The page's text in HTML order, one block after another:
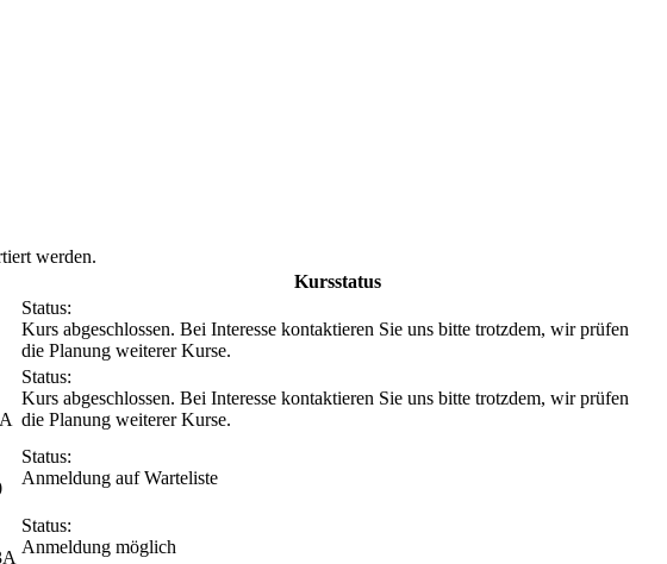
werden.
Kursstatus
Status:
Kurs abgeschlossen. Bei Interesse kontaktieren Sie uns bitte trotzdem, wir prüfen
die Planung weiterer Kurse.
Status:
Kurs abgeschlossen. Bei Interesse kontaktieren Sie uns bitte trotzdem, wir prüfen
die Planung weiterer Kurse.
Status:
Anmeldung auf Warteliste
Status:
Anmeldung möglich